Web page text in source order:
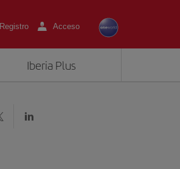
Registro Acceso
Iberia Plus